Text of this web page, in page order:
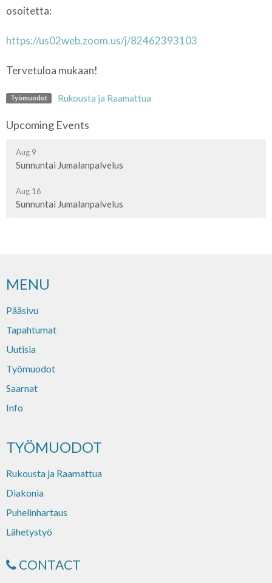
osoitetta:
https://us02web.zoom.us/j/82462393103
Tervetuloa mukaan!
Työmuodot Rukousta ja Raamattua
Upcoming Events
Aug 9
Sunnuntai Jumalanpalvelus
Aug 16
Sunnuntai Jumalanpalvelus
MENU
Pääsivu
Tapahtumat
Uutisia
Työmuodot
Saarnat
Info
TYÖMUODOT
Rukousta ja Raamattua
Diakonia
Puhelinhartaus
Lähetystyö
CONTACT